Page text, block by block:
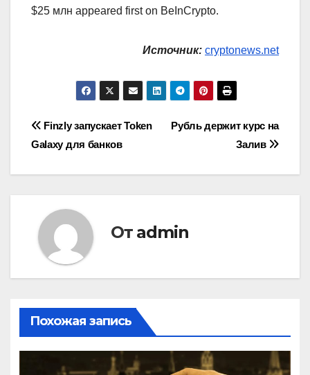
$25 млн appeared first on BeInCrypto.
Источник: cryptonews.net
Навигация
Рубль держит курс на
Залив
Finzly запускает Token
Galaxy для банков
От admin
Похожая запись